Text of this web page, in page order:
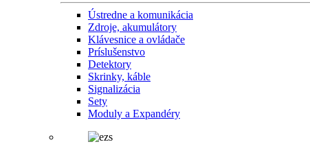
Ústredne a komunikácia
Zdroje, akumulátory
Klávesnice a ovládače
Príslušenstvo
Detektory
Skrinky, káble
Signalizácia
Sety
Moduly a Expandéry